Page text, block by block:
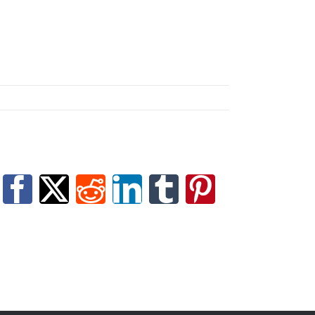
Facebook
X RedditLinkedIn
TumblrPinterest